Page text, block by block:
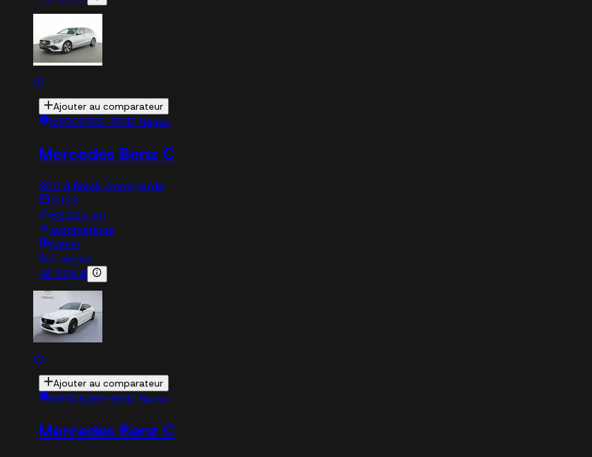
Ajouter au comparateur
MERCEDES-BENZ Namur
Mercedes Benz C
200 d Break Avantgarde
2023
32,121 km
automatique
diesel
5 sieges
48 824 €
Ajouter au comparateur
MERCEDES-BENZ Namur
Mercedes Benz C